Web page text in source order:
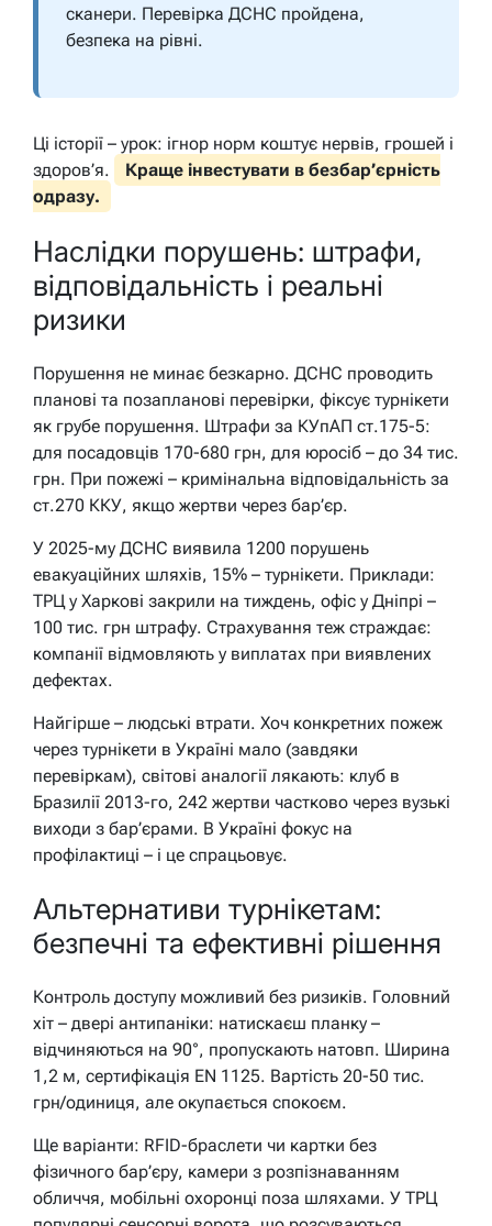
сканери. Перевірка ДСНС пройдена,
безпека на рівні.
Ці історії – урок: ігнор норм коштує нервів, грошей і
здоров’я.
Краще інвестувати в безбар’єрність
одразу.
Наслідки порушень: штрафи,
відповідальність і реальні
ризики
Порушення не минає безкарно. ДСНС проводить
планові та позапланові перевірки, фіксує турнікети
як грубе порушення. Штрафи за КУпАП ст.175-5:
для посадовців 170-680 грн, для юросіб – до 34 тис.
грн. При пожежі – кримінальна відповідальність за
ст.270 ККУ, якщо жертви через бар’єр.
У 2025-му ДСНС виявила 1200 порушень
евакуаційних шляхів, 15% – турнікети. Приклади:
ТРЦ у Харкові закрили на тиждень, офіс у Дніпрі –
100 тис. грн штрафу. Страхування теж страждає:
компанії відмовляють у виплатах при виявлених
дефектах.
Найгірше – людські втрати. Хоч конкретних пожеж
через турнікети в Україні мало (завдяки
перевіркам), світові аналогії лякають: клуб в
Бразилії 2013-го, 242 жертви частково через вузькі
виходи з бар’єрами. В Україні фокус на
профілактиці – і це спрацьовує.
Альтернативи турнікетам:
безпечні та ефективні рішення
Контроль доступу можливий без ризиків. Головний
хіт – двері антипаніки: натискаєш планку –
відчиняються на 90°, пропускають натовп. Ширина
1,2 м, сертифікація EN 1125. Вартість 20-50 тис.
грн/одиниця, але окупається спокоєм.
Ще варіанти: RFID-браслети чи картки без
фізичного бар’єру, камери з розпізнаванням
обличчя, мобільні охоронці поза шляхами. У ТРЦ